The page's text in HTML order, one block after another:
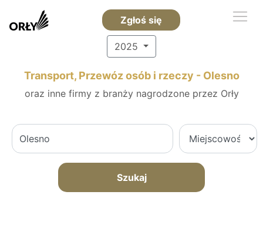
Zgłoś się
2025
Transport, Przewóz osób i rzeczy - Olesno
oraz inne firmy z branży nagrodzone przez Orły
Szukaj